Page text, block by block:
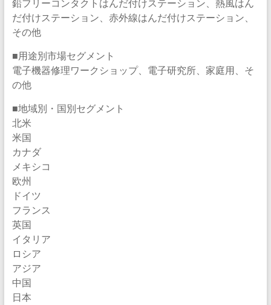
鉛フリーコンタクトはんだ付けステーション、熱風はん
だ付けステーション、赤外線はんだ付けステーション、
その他
■用途別市場セグメント
電子機器修理ワークショップ、電子研究所、家庭用、そ
の他
■地域別・国別セグメント
北米
米国
カナダ
メキシコ
欧州
ドイツ
フランス
英国
イタリア
ロシア
アジア
中国
日本